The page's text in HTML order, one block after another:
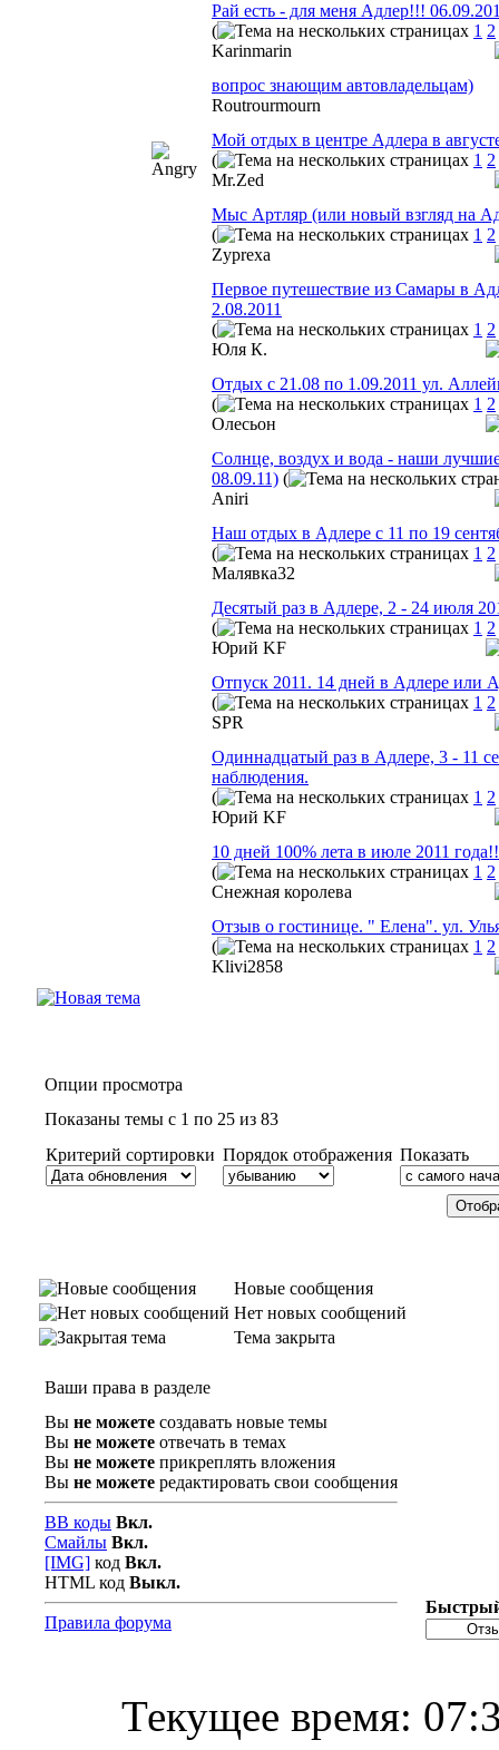
Рай есть - для меня Адлер!!!
(
1 2
Karinmarin
вопрос знающим автовладельцам)
Routrourmourn
Мой отдых в центре Адлера в
(
1 2
Mr.Zed
Мыс Артляр (или новый взгляд на
(
1 2
Zyprexa
Первое путешествие из Самары в
2.08.2011
(
1 2
Юля К.
Отдых с 21.08 по 1.09.2011 ул.
(
1 2
Олесьон
Солнце, воздух и вода - наши
08.09.11) (
Aniri
Наш отдых в Адлере с 11 по 19
(
1 2
Малявка32
Десятый раз в Адлере, 2 - 24 июля
(
1 2
Юрий KF
Отпуск 2011. 14 дней в Адлере или
(
1 2
SPR
Одиннадцатый раз в Адлере, 3 - 11
наблюдения.
(
1 2
Юрий KF
10 дней 100% лета в июле 2011
(
1 2
Снежная королева
Отзыв о гостинице. " Елена". ул.
(
1 2
Klivi2858
Опции просмотра
Показаны темы с 1 по 25 из 83
Критерий сортировки Порядок отображения Показать
Новые сообщения
Нет новых сообщений
Тема закрыта
Ваши права в разделе
Вы не можете создавать новые темы
Вы не можете отвечать в темах
Вы не можете прикреплять вложения
Вы не можете редактировать свои сообщения
BB коды Вкл.
Смайлы Вкл.
[IMG] код Вкл.
HTML код Выкл.
Правила форума
Текущее время: